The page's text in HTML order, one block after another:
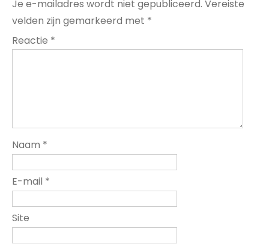
Je e-mailadres wordt niet gepubliceerd. Vereiste
velden zijn gemarkeerd met *
Reactie *
Naam *
E-mail *
Site